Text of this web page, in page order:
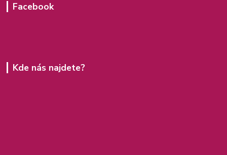
Facebook
Kde nás najdete?